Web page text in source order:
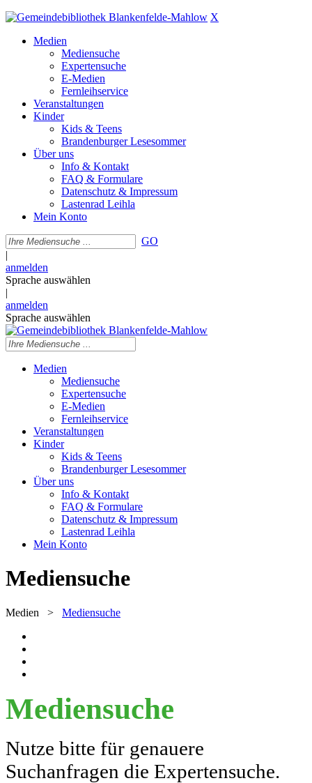
X
Medien
Mediensuche
Expertensuche
E-Medien
Fernleihservice
Veranstaltungen
Kinder
Kids & Teens
Brandenburger Lesesommer
Über uns
Info & Kontakt
FAQ & Formulare
Datenschutz & Impressum
Lastenrad Leihla
Mein Konto
GO
|
anmelden
Sprache auswählen
|
anmelden
Sprache auswählen
Medien
Mediensuche
Expertensuche
E-Medien
Fernleihservice
Veranstaltungen
Kinder
Kids & Teens
Brandenburger Lesesommer
Über uns
Info & Kontakt
FAQ & Formulare
Datenschutz & Impressum
Lastenrad Leihla
Mein Konto
Mediensuche
Medien > Mediensuche
Mediensuche
Nutze bitte für genauere
Suchanfragen die Expertensuche.